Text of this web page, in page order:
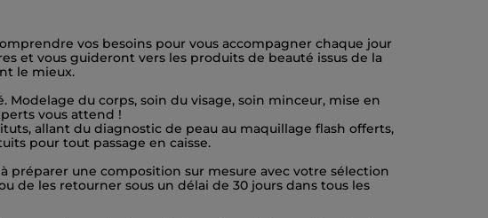
vos besoins pour vous accompagner chaque jour
et vous guideront vers les produits de beauté issus de la
le mieux.
du corps, soin du visage, soin minceur, mise en
vous attend !
allant du diagnostic de peau au maquillage flash offerts,
pour tout passage en caisse.
préparer une composition sur mesure avec votre sélection
de les retourner sous un délai de 30 jours dans tous les